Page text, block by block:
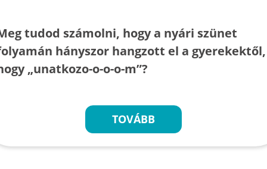
tudod számolni, hogy a nyári szünet
hányszor hangzott el a gyerekektől,
„unatkozo-o-o-o-m”?
TOVÁBB